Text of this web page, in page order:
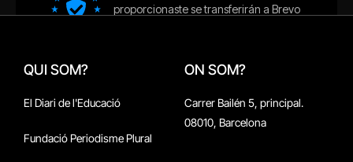
QUI SOM?
El Diari de l'Educació
Fundació Periodisme Plural
ON SOM?
Carrer Bailén 5, principal.
08010, Barcelona